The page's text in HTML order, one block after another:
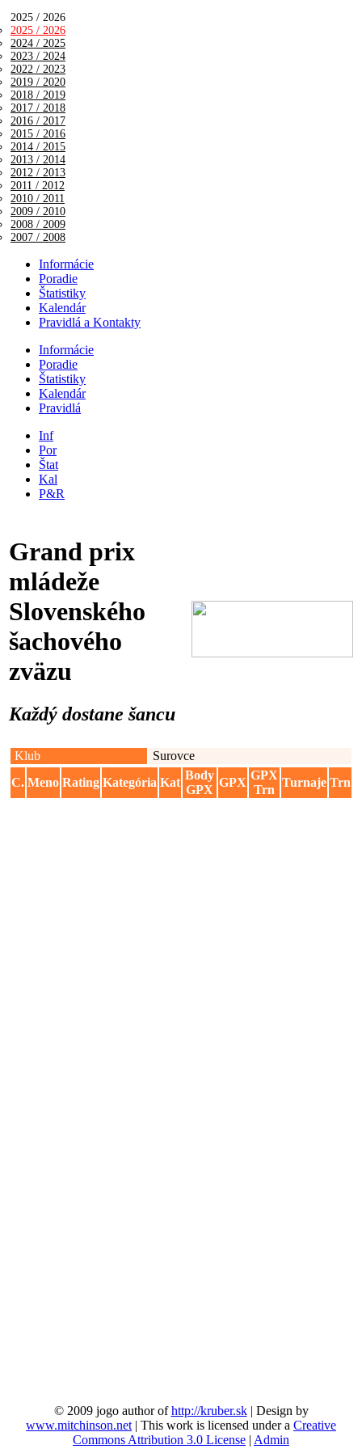
2025 / 2026
2025 / 2026
2024 / 2025
2023 / 2024
2022 / 2023
2019 / 2020
2018 / 2019
2017 / 2018
2016 / 2017
2015 / 2016
2014 / 2015
2013 / 2014
2012 / 2013
2011 / 2012
2010 / 2011
2009 / 2010
2008 / 2009
2007 / 2008
Informácie
Poradie
Štatistiky
Kalendár
Pravidlá a Kontakty
Informácie
Poradie
Štatistiky
Kalendár
Pravidlá
Inf
Por
Štat
Kal
P&R
Grand prix
mládeže
Slovenského
šachového
zväzu
Každý dostane šancu
Klub
Surovce
C. Meno Rating Kategória Kat
Body
GPX
GPX
GPX
Trn
Turnaje Trn
© 2009 jogo author ofhttp://kruber.sk| Design by
www.mitchinson.net | This work is licensed under a Creative
Commons Attribution 3.0 License | Admin